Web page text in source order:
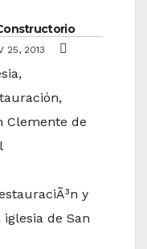
25, 2013
,
,
Clemente de